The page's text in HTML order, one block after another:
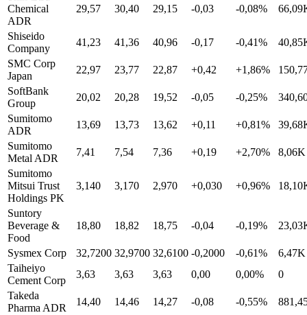
Chemical
ADR
29,57 30,40 29,15 -0,03 -0,08%
Shiseido
Company
41,23 41,36 40,96 -0,17 -0,41%
SMC Corp
Japan
22,97 23,77 22,87 +0,42 +1,86%
SoftBank
Group
20,02 20,28 19,52 -0,05 -0,25%
Sumitomo
ADR
13,69 13,73 13,62 +0,11 +0,81%
Sumitomo
Metal ADR
7,41 7,54 7,36 +0,19 +2,70%
8,06K
Sumitomo
Mitsui Trust
Holdings PK
3,140 3,170 2,970 +0,030 +0,96%
Suntory
Beverage &
Food
18,80 18,82 18,75 -0,04 -0,19%
Sysmex Corp 32,7200 32,9700 32,6100 -0,2000 -0,61%
6,47K
Taiheiyo
Cement Corp
3,63 3,63 3,63 0,00 0,00%
0
Takeda
Pharma ADR
14,40 14,46 14,27 -0,08 -0,55%